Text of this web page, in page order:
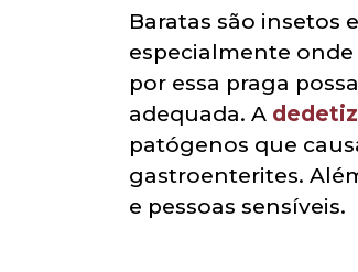
Baratas são insetos
especialmente
por essa praga
adequada. A
patógenos que
gastroenterites.
e pessoas sensíveis.